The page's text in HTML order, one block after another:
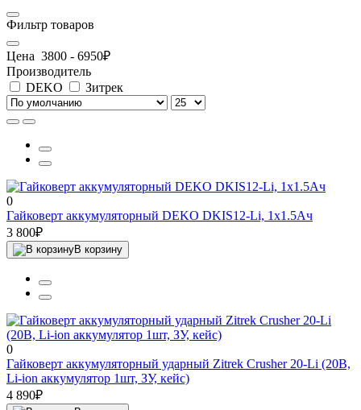
Фильтр товаров
Цена 3800 - 6950₽
Производитель
DEKO
Зитрек
0
Гайковерт аккумуляторный DEKO DKIS12-Li, 1х1.5Ач
3 800₽
В корзину
0
Гайковерт аккумуляторный ударный Zitrek Crusher 20-Li (20В,
Li-ion аккумулятор 1шт, ЗУ, кейс)
4 890₽